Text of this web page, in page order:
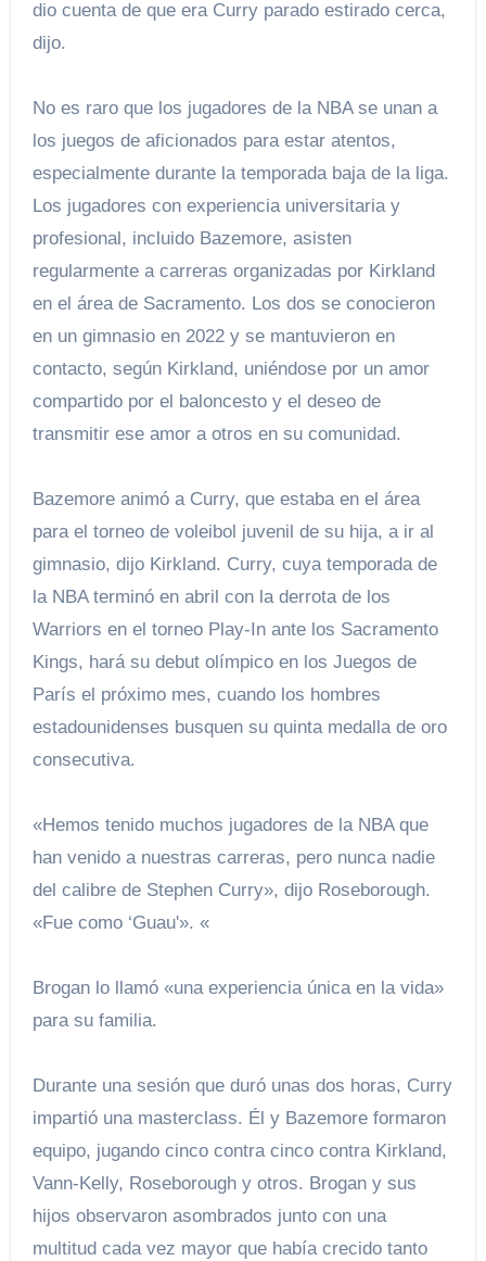
dio cuenta de que era Curry parado estirado cerca,
dijo.
No es raro que los jugadores de la NBA se unan a
los juegos de aficionados para estar atentos,
especialmente durante la temporada baja de la liga.
Los jugadores con experiencia universitaria y
profesional, incluido Bazemore, asisten
regularmente a carreras organizadas por Kirkland
en el área de Sacramento. Los dos se conocieron
en un gimnasio en 2022 y se mantuvieron en
contacto, según Kirkland, uniéndose por un amor
compartido por el baloncesto y el deseo de
transmitir ese amor a otros en su comunidad.
Bazemore animó a Curry, que estaba en el área
para el torneo de voleibol juvenil de su hija, a ir al
gimnasio, dijo Kirkland. Curry, cuya temporada de
la NBA terminó en abril con la derrota de los
Warriors en el torneo Play-In ante los Sacramento
Kings, hará su debut olímpico en los Juegos de
París el próximo mes, cuando los hombres
estadounidenses busquen su quinta medalla de oro
consecutiva.
«Hemos tenido muchos jugadores de la NBA que
han venido a nuestras carreras, pero nunca nadie
del calibre de Stephen Curry», dijo Roseborough.
«Fue como ‘Guau'». «
Brogan lo llamó «una experiencia única en la vida»
para su familia.
Durante una sesión que duró unas dos horas, Curry
impartió una masterclass. Él y Bazemore formaron
equipo, jugando cinco contra cinco contra Kirkland,
Vann-Kelly, Roseborough y otros. Brogan y sus
hijos observaron asombrados junto con una
multitud cada vez mayor que había crecido tanto